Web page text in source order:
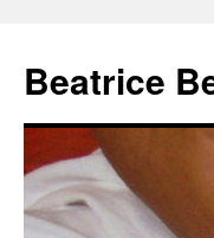
Beatrice